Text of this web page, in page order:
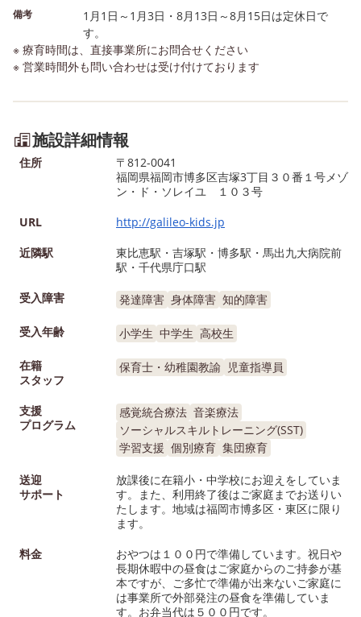
備考
1月1日～1月3日・8月13日～8月15日は定休日で
す。
※ 療育時間は、直接事業所にお問合せください
※ 営業時間外も問い合わせは受け付けております
施設詳細情報
住所
〒812-0041
福岡県福岡市博多区吉塚3丁目３０番１号メゾ
ン・ド・ソレイユ １０３号
URL
http://galileo-kids.jp
近隣駅
東比恵駅・吉塚駅・博多駅・馬出九大病院前
駅・千代県庁口駅
受入障害
発達障害 身体障害 知的障害
受入年齢 小学生 中学生 高校生
在籍
スタッフ
保育士・幼稚園教諭 児童指導員
支援
プログラム
感覚統合療法 音楽療法
ソーシャルスキルトレーニング(SST)
学習支援 個別療育 集団療育
送迎
サポート
放課後に在籍小・中学校にお迎えをしていま
す。また、利用終了後はご家庭までお送りい
たします。地域は福岡市博多区・東区に限り
ます。
料金
おやつは１００円で準備しています。祝日や
長期休暇中の昼食はご家庭からのご持参が基
本ですが、ご多忙で準備が出来ないご家庭に
は事業所で外部発注の昼食を準備していま
す。お弁当代は５００円です。